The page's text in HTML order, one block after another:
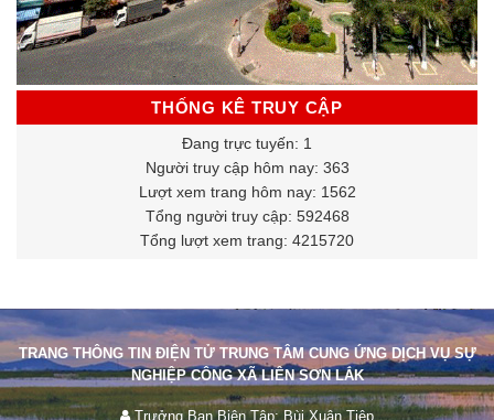
THỐNG KÊ TRUY CẬP
Đang trực tuyến: 1
Người truy cập hôm nay: 363
Lượt xem trang hôm nay: 1562
Tổng người truy cập: 592468
Tổng lượt xem trang: 4215720
TRANG THÔNG TIN ĐIỆN TỬ TRUNG TÂM CUNG ỨNG DỊCH VỤ SỰ
NGHIỆP CÔNG XÃ LIÊN SƠN LẮK
Trưởng Ban Biên Tập: Bùi Xuân Tiệp